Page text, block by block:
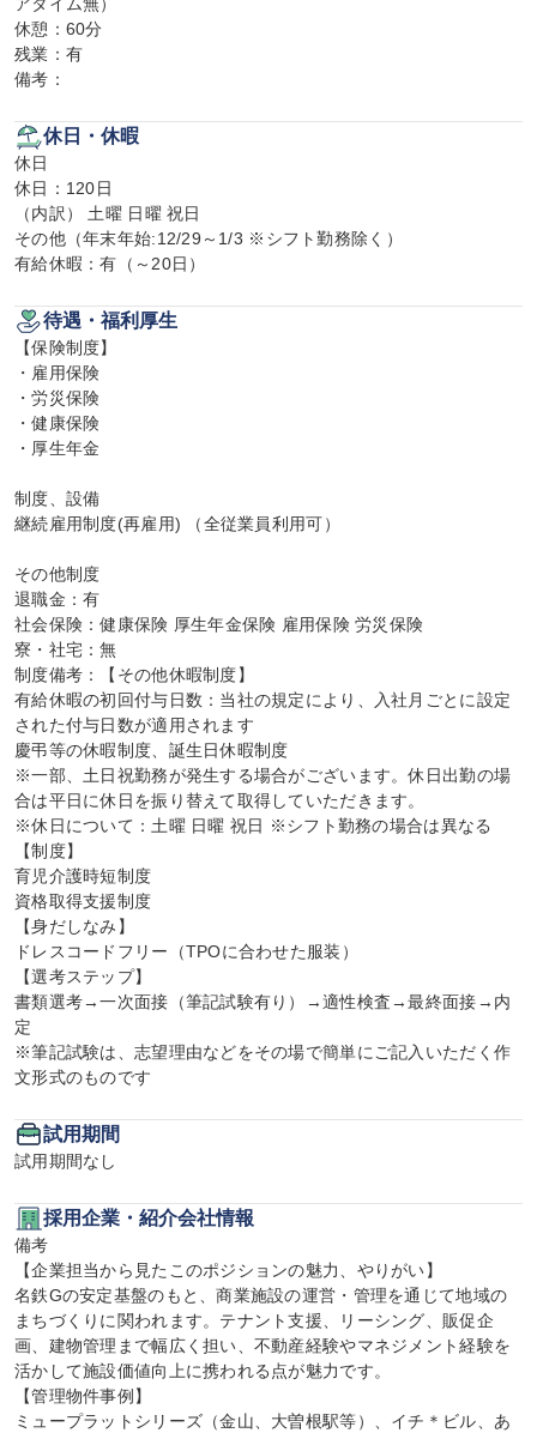
休憩：60分
残業：有
備考：
休日・休暇
休日
休日：120日
（内訳） 土曜 日曜 祝日
その他（年末年始:12/29～1/3 ※シフト勤務除く）
有給休暇：有（～20日）
待遇・福利厚生
【保険制度】
・雇用保険
・労災保険
・健康保険
・厚生年金
制度、設備
継続雇用制度(再雇用) （全従業員利用可）
その他制度
退職金：有
社会保険：健康保険 厚生年金保険 雇用保険 労災保険
寮・社宅：無
制度備考：【その他休暇制度】
有給休暇の初回付与日数：当社の規定により、入社月ごとに設定
された付与日数が適用されます
慶弔等の休暇制度、誕生日休暇制度
※一部、土日祝勤務が発生する場合がございます。休日出勤の場
合は平日に休日を振り替えて取得していただきます。
※休日について：土曜 日曜 祝日 ※シフト勤務の場合は異なる
【制度】
育児介護時短制度
資格取得支援制度
【身だしなみ】
ドレスコードフリー（TPOに合わせた服装）
【選考ステップ】
書類選考→一次面接（筆記試験有り）→適性検査→最終面接→内
定
※筆記試験は、志望理由などをその場で簡単にご記入いただく作
文形式のものです
試用期間
試用期間なし
採用企業・紹介会社情報
備考
【企業担当から見たこのポジションの魅力、やりがい】
名鉄Gの安定基盤のもと、商業施設の運営・管理を通じて地域の
まちづくりに関われます。テナント支援、リーシング、販促企
画、建物管理まで幅広く担い、不動産経験やマネジメント経験を
活かして施設価値向上に携われる点が魅力です。
【管理物件事例】
ミュープラットシリーズ（金山、大曽根駅等）、イチ＊ビル、あ